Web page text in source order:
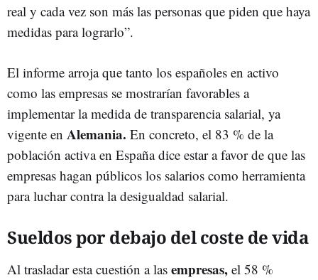
real y cada vez son más las personas que piden que haya
medidas para lograrlo”.
El informe arroja que tanto los españoles en activo
como las empresas se mostrarían favorables a
implementar la medida de transparencia salarial, ya
vigente en Alemania. En concreto, el 83 % de la
población activa en España dice estar a favor de que las
empresas hagan públicos los salarios como herramienta
para luchar contra la desigualdad salarial.
Sueldos por debajo del coste de vida
Al trasladar esta cuestión a las empresas, el 58 %